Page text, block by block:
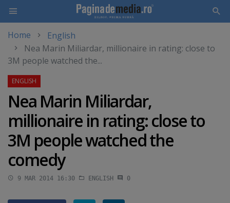
main
content
Home
English
Nea Marin Miliardar, millionaire in rating: close to
3M people watched the...
Nea Marin Miliardar,
millionaire in rating: close to
3M people watched the
comedy
9 MAR 2014 16:30 ENGLISH 0